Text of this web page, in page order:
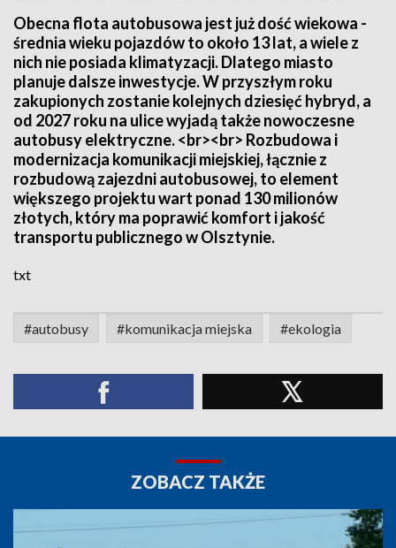
Obecna flota autobusowa jest już dość wiekowa -
średnia wieku pojazdów to około 13 lat, a wiele z
nich nie posiada klimatyzacji. Dlatego miasto
planuje dalsze inwestycje. W przyszłym roku
zakupionych zostanie kolejnych dziesięć hybryd, a
od 2027 roku na ulice wyjadą także nowoczesne
autobusy elektryczne. <br><br> Rozbudowa i
modernizacja komunikacji miejskiej, łącznie z
rozbudową zajezdni autobusowej, to element
większego projektu wart ponad 130 milionów
złotych, który ma poprawić komfort i jakość
transportu publicznego w Olsztynie.
txt
#autobusy #komunikacja miejska #ekologia
ZOBACZ TAKŻE